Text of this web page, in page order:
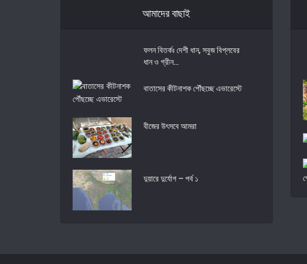
আমাদের বাছাই
ফলন বিতর্কঃ দেশী ধান, সবুজ বিপ্লবের
ধান ও গ্রীন...
বাতাসের কীটনাশক পৌঁছচ্ছে এভারেস্টে
বীজের উৎসবে আমরা
দুয়ারে দুর্যোগ – পর্ব ১